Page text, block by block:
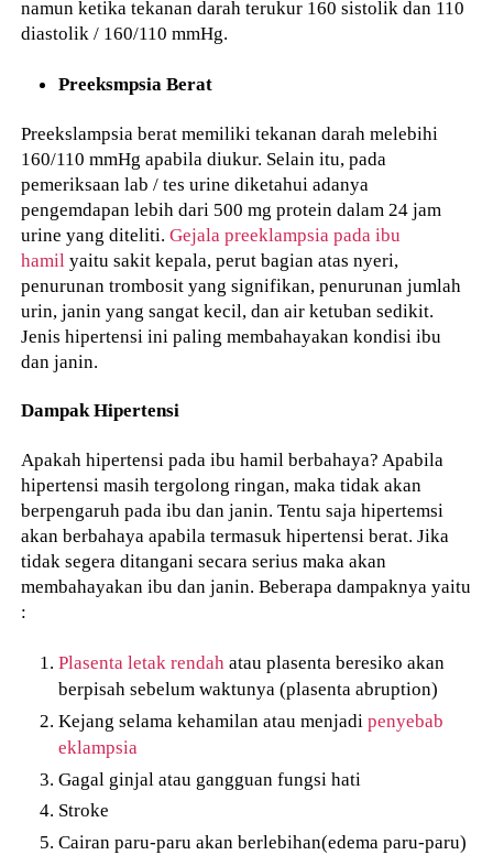
namun ketika tekanan darah terukur 160 sistolik dan 110
diastolik / 160/110 mmHg.
Preeksmpsia Berat
Preekslampsia berat memiliki tekanan darah melebihi
160/110 mmHg apabila diukur. Selain itu, pada
pemeriksaan lab / tes urine diketahui adanya
pengemdapan lebih dari 500 mg protein dalam 24 jam
urine yang diteliti.Gejala preeklampsia pada ibu
hamil yaitu sakit kepala, perut bagian atas nyeri,
penurunan trombosit yang signifikan, penurunan jumlah
urin, janin yang sangat kecil, dan air ketuban sedikit.
Jenis hipertensi ini paling membahayakan kondisi ibu
dan janin.
Dampak Hipertensi
Apakah hipertensi pada ibu hamil berbahaya? Apabila
hipertensi masih tergolong ringan, maka tidak akan
berpengaruh pada ibu dan janin. Tentu saja hipertemsi
akan berbahaya apabila termasuk hipertensi berat. Jika
tidak segera ditangani secara serius maka akan
membahayakan ibu dan janin. Beberapa dampaknya yaitu
:
Plasenta letak rendah atau plasenta beresiko akan
berpisah sebelum waktunya (plasenta abruption)
Kejang selama kehamilan atau menjadipenyebab
eklampsia
Gagal ginjal atau gangguan fungsi hati
Stroke
Cairan paru-paru akan berlebihan(edema paru-paru)